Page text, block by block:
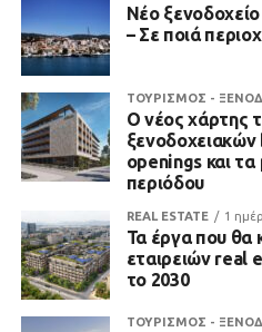
Νέο
– Σε ποιά
ΤΟΥΡΙΣΜΟΣ -
Ο νέος χάρτης
openings και
περιόδου
REAL ESTATE 1
Τα έργα που θα
εταιρειών real
το 2030
ΤΟΥΡΙΣΜΟΣ -